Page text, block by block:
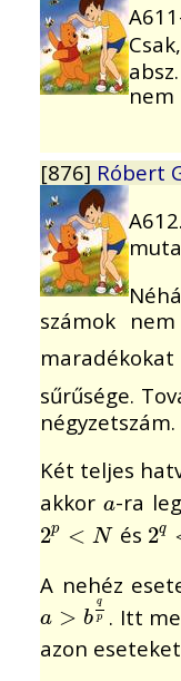
nem
[876] Róbert
számok
sűrűsége.
Két teljes
akkor a
a-ra
2p < N
2p <N és 2q
2q
A nehéz
a > b
q
p
a >b qp . Itt
azon